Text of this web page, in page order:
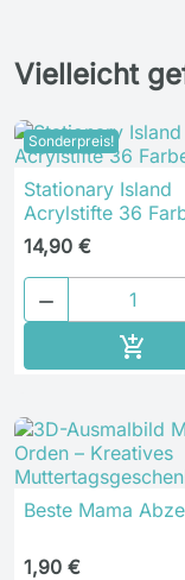
Vielleicht
Sonderpreis!
Stationary Island
Acrylstifte 36
14,90 €


Beste Mama
1,90 €